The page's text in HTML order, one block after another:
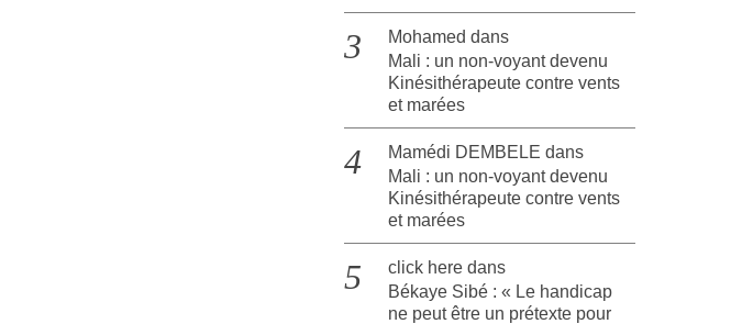
Mohamed dans
Mali : un non-voyant devenu
Kinésithérapeute contre vents
et marées
Mamédi DEMBELE dans
Mali : un non-voyant devenu
Kinésithérapeute contre vents
et marées
click here dans
Békaye Sibé : « Le handicap
ne peut être un prétexte pour